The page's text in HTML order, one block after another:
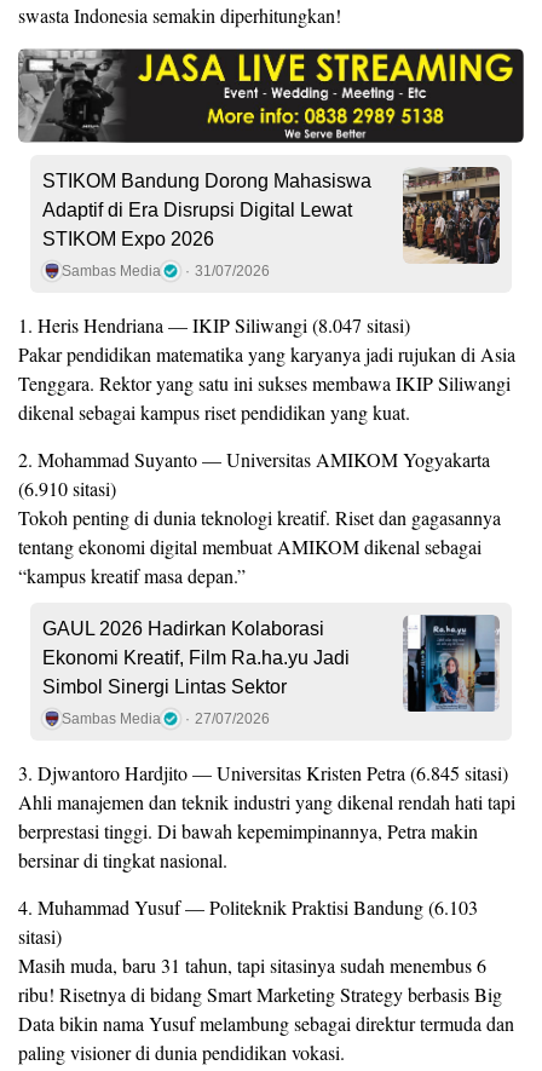
swasta Indonesia semakin diperhitungkan!
STIKOM Bandung Dorong Mahasiswa
Adaptif di Era Disrupsi Digital Lewat
STIKOM Expo 2026
Sambas Media 31/07/2026
1. Heris Hendriana — IKIP Siliwangi (8.047 sitasi)
Pakar pendidikan matematika yang karyanya jadi rujukan di Asia
Tenggara. Rektor yang satu ini sukses membawa IKIP Siliwangi
dikenal sebagai kampus riset pendidikan yang kuat.
2. Mohammad Suyanto — Universitas AMIKOM Yogyakarta
(6.910 sitasi)
Tokoh penting di dunia teknologi kreatif. Riset dan gagasannya
tentang ekonomi digital membuat AMIKOM dikenal sebagai
“kampus kreatif masa depan.”
GAUL 2026 Hadirkan Kolaborasi
Ekonomi Kreatif, Film Ra.ha.yu Jadi
Simbol Sinergi Lintas Sektor
Sambas Media 27/07/2026
3. Djwantoro Hardjito — Universitas Kristen Petra (6.845 sitasi)
Ahli manajemen dan teknik industri yang dikenal rendah hati tapi
berprestasi tinggi. Di bawah kepemimpinannya, Petra makin
bersinar di tingkat nasional.
4. Muhammad Yusuf — Politeknik Praktisi Bandung (6.103
sitasi)
Masih muda, baru 31 tahun, tapi sitasinya sudah menembus 6
ribu! Risetnya di bidang Smart Marketing Strategy berbasis Big
Data bikin nama Yusuf melambung sebagai direktur termuda dan
paling visioner di dunia pendidikan vokasi.